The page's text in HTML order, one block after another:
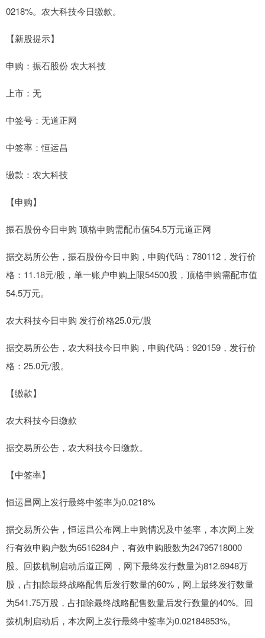
0218%。农大科技今日缴款。
【新股提示】
申购：振石股份 农大科技
上市：无
中签号：无道正网
中签率：恒运昌
缴款：农大科技
【申购】
振石股份今日申购 顶格申购需配市值54.5万元道正网
据交易所公告，振石股份今日申购，申购代码：780112，发行价
格：11.18元/股，单一账户申购上限54500股，顶格申购需配市值
54.5万元。
农大科技今日申购 发行价格25.0元/股
据交易所公告，农大科技今日申购，申购代码：920159，发行价
格：25.0元/股。
【缴款】
农大科技今日缴款
据交易所公告，农大科技今日缴款。
【中签率】
恒运昌网上发行最终中签率为0.0218%
据交易所公告，恒运昌公布网上申购情况及中签率，本次网上发
行有效申购户数为6516284户，有效申购股数为24795718000
股。回拨机制启动后道正网 ，网下最终发行数量为812.6948万
股，占扣除最终战略配售后发行数量的60%，网上最终发行数量
为541.75万股，占扣除最终战略配售数量后发行数量的40%。回
拨机制启动后，本次网上发行最终中签率为0.02184853%。